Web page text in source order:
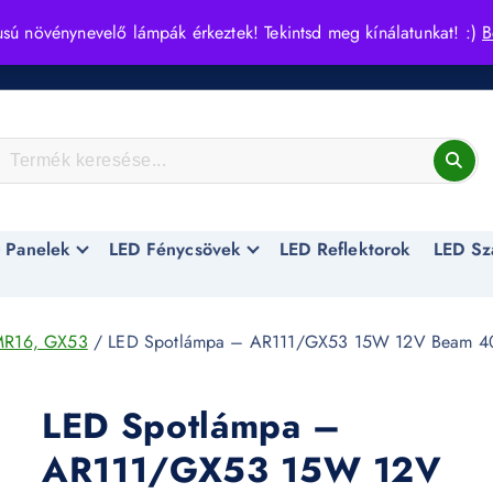
növénynevelő lámpák érkeztek! Tekintsd meg kínálatunkat! :)
Panelek LED Fénycsövek LED Reflektorok LED
GX53 / LED Spotlámpa – AR111/GX53 15W 12V Beam
LED Spotlámpa –
AR111/GX53 15W 12V